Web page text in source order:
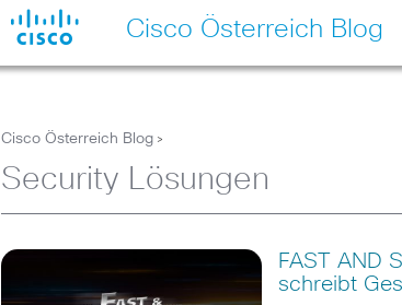
Cisco Österreich Blog
Cisco Österreich Blog >
Security Lösungen
FAST AND
schreibt